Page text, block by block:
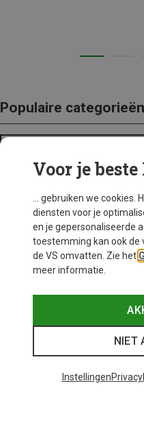
Populaire categorieën
Voor je
... gebruiken we cookies.
diensten voor je
en je gepersonaliseerde
toestemming kan ook de
de VS omvatten. Zie het
meer informatie.
NIET
Instellingen